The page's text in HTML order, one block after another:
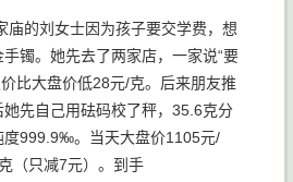
庙的刘女士因为孩子要交学费，想
镯。她先去了两家店，一家说“要
比大盘价低28元/克。后来朋友推
先自己用砝码校了秤，35.6克分
度999.9‰。当天大盘价1105元/
（只减7元）。到手